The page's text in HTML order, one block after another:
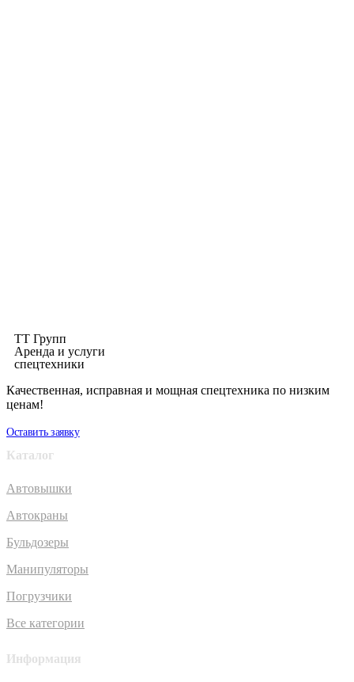
ТТ Групп
Аренда и услуги
спецтехники
Качественная, исправная и мощная спецтехника по низким
ценам!
Оставить заявку
Каталог
Автовышки
Автокраны
Бульдозеры
Манипуляторы
Погрузчики
Все категории
Информация